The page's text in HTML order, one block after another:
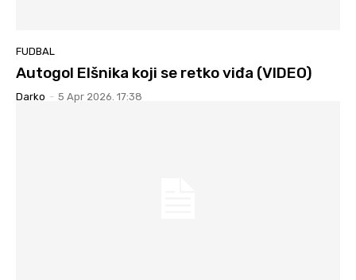
FUDBAL
Autogol Elšnika koji se retko viđa (VIDEO)
Darko - 5 Apr 2026. 17:38